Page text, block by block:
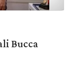
Bucca